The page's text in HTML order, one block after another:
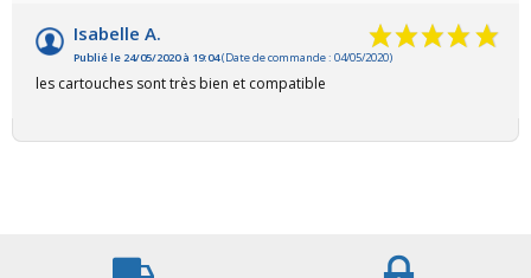
Isabelle A.
Publié le 24/05/2020 à 19:04(Date de commande : 04/05/2020)
les cartouches sont très bien et compatible